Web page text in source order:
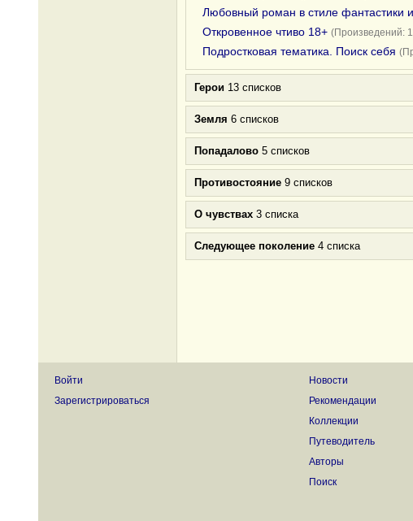
Любовный роман в стиле фантастики
Откровенное чтиво 18+ (Произведений:
Подростковая тематика. Поиск себя
Герои 13 списков
Земля 6 списков
Попадалово 5 списков
Противостояние 9 списков
О чувствах 3 списка
Следующее поколение 4 списка
Войти
Зарегистрироваться
Новости
Рекомендации
Коллекции
Путеводитель
Авторы
Поиск